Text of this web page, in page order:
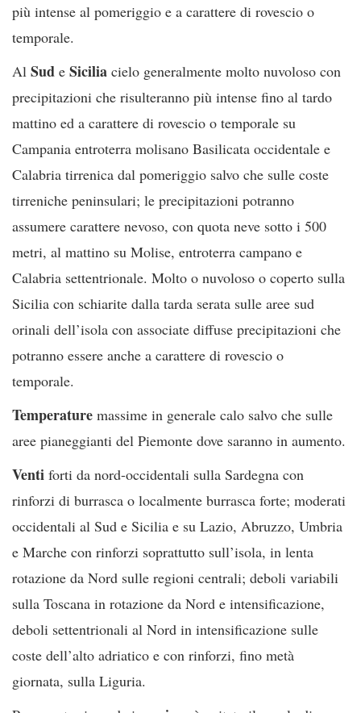
più intense al pomeriggio e a carattere di rovescio o
temporale.
Al Sud e Sicilia cielo generalmente molto nuvoloso con
precipitazioni che risulteranno più intense fino al tardo
mattino ed a carattere di rovescio o temporale su
Campania entroterra molisano Basilicata occidentale e
Calabria tirrenica dal pomeriggio salvo che sulle coste
tirreniche peninsulari; le precipitazioni potranno
assumere carattere nevoso, con quota neve sotto i 500
metri, al mattino su Molise, entroterra campano e
Calabria settentrionale. Molto o nuvoloso o coperto sulla
Sicilia con schiarite dalla tarda serata sulle aree sud
orinali dell’isola con associate diffuse precipitazioni che
potranno essere anche a carattere di rovescio o
temporale.
Temperature massime in generale calo salvo che sulle
aree pianeggianti del Piemonte dove saranno in aumento.
Venti forti da nord-occidentali sulla Sardegna con
rinforzi di burrasca o localmente burrasca forte; moderati
occidentali al Sud e Sicilia e su Lazio, Abruzzo, Umbria
e Marche con rinforzi soprattutto sull’isola, in lenta
rotazione da Nord sulle regioni centrali; deboli variabili
sulla Toscana in rotazione da Nord e intensificazione,
deboli settentrionali al Nord in intensificazione sulle
coste dell’alto adriatico e con rinforzi, fino metà
giornata, sulla Liguria.